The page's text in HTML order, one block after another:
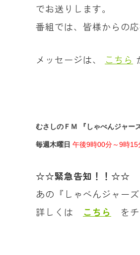
でお送りします。
番組では、皆様からの
メッセージは、 こちら
むさしのＦＭ 『しゃべんジャーズ
毎週木曜日 午後9時00分～9時15
☆☆緊急告知！！☆☆
あの『しゃべんジャー
詳しくは こちら をチ